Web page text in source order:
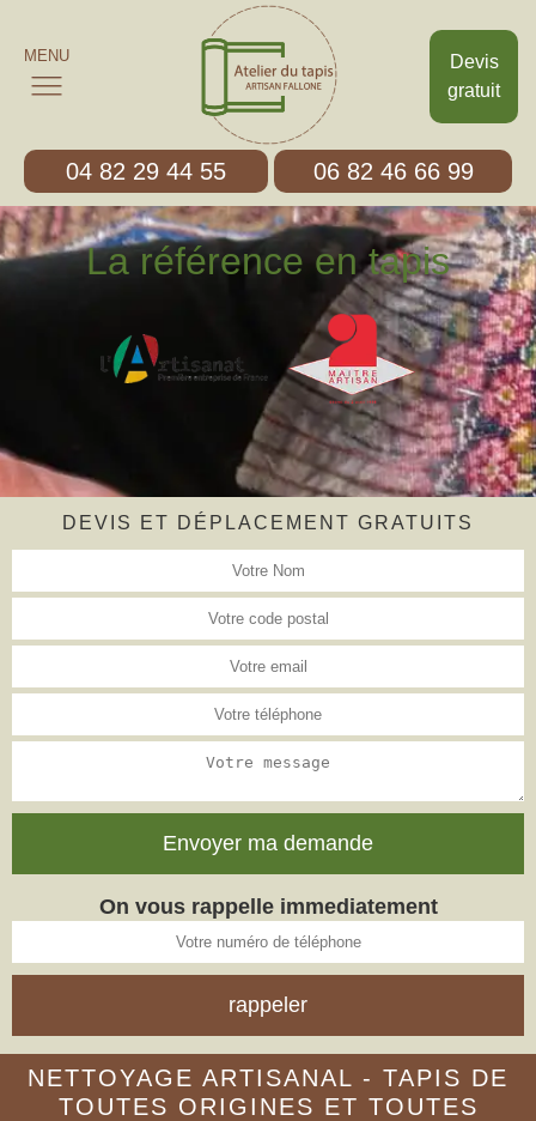
Devis
gratuit
MENU
04 82 29 44 55 06 82 46 66 99
La référence en tapis
DEVIS ET DÉPLACEMENT GRATUITS
On vous rappelle immediatement
NETTOYAGE ARTISANAL - TAPIS DE
TOUTES ORIGINES ET TOUTES